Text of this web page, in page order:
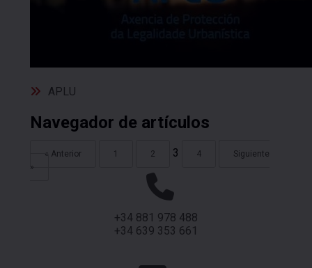
APLU
Navegador de artículos
« Anterior 1 2 3 4
Siguiente
»
+34 881 978 488
+34 639 353 661